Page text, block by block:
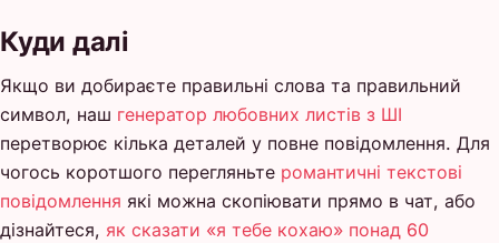
Куди далі
Якщо ви добираєте правильні слова та правильний
символ, наш генератор любовних листів з ШІ
перетворює кілька деталей у повне повідомлення. Для
чогось коротшого перегляньте романтичні текстові
повідомлення які можна скопіювати прямо в чат, або
дізнайтеся, як сказати «я тебе кохаю» понад 60